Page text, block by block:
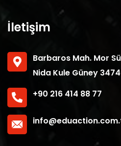
İletişim
Barbaros Mah. Mor
Nida Kule Güney
+90 216 414 88 77